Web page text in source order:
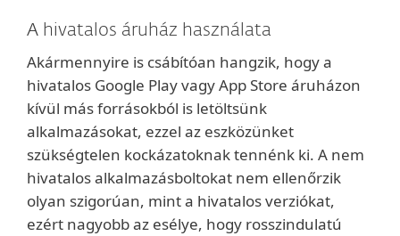
A hivatalos áruház használata
Akármennyire is csábítóan hangzik, hogy a
hivatalos Google Play vagy App Store áruházon
kívül más forrásokból is letöltsünk
alkalmazásokat, ezzel az eszközünket
szükségtelen kockázatoknak tennénk ki. A nem
hivatalos alkalmazásboltokat nem ellenőrzik
olyan szigorúan, mint a hivatalos verziókat,
ezért nagyobb az esélye, hogy rosszindulatú